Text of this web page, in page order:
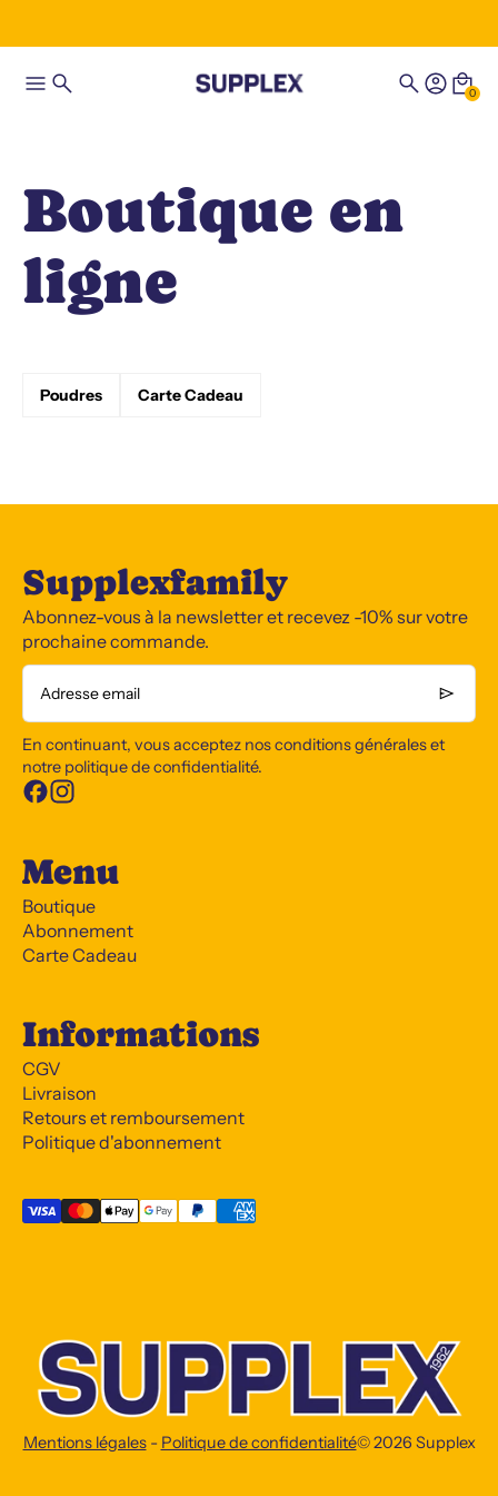
0
Boutique en
ligne
Poudres Carte Cadeau
Supplexfamily
Abonnez-vous à la newsletter et recevez -10% sur votre
prochaine commande.
Adresse email
En continuant, vous acceptez nos conditions générales et
notre politique de confidentialité.
Menu
Boutique
Abonnement
Carte Cadeau
Informations
CGV
Livraison
Retours et remboursement
Politique d'abonnement
Mentions légales- Politique de confidentialité© 2026 Supplex